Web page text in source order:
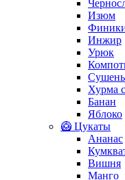
Изюм
Инжир
Урюк
Хурма
Банан
Яблоко
🥝 Цукаты
Ананас
Вишня
Манго